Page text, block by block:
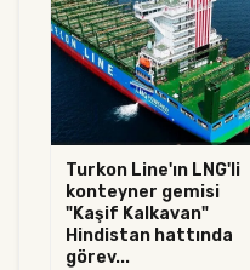
Turkon Line'ın LNG'li
konteyner gemisi
"Kaşif Kalkavan"
Hindistan hattında
görev...